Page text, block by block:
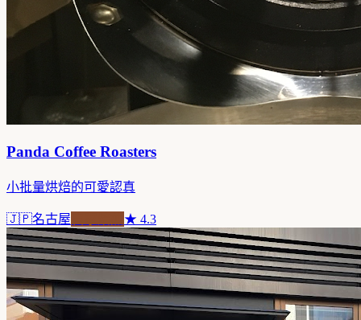
Panda Coffee Roasters
小批量烘焙的可愛認真
🇯🇵名古屋 ★ 4.3